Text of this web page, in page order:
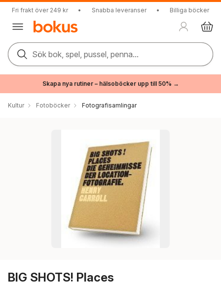
Fri frakt över 249 kr • Snabba leveranser • Billiga böcker
Sök bok, spel, pussel, penna...
Skapa nya rutiner – hälsoböcker upp till 50% →
Kultur Fotoböcker Fotografisamlingar
BIG SHOTS! Places